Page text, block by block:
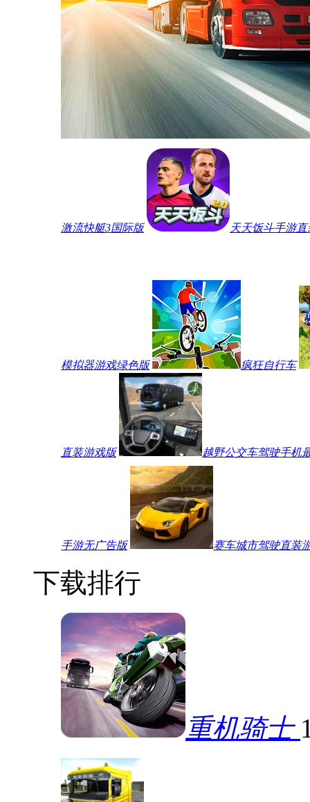
激流快艇3国际版 天天饭斗手游直
模拟器游戏绿色版 疯狂自行车
直装游戏版 越野公交车驾驶手机
手游无广告版 赛车城市驾驶直装
下载排行
重机骑士